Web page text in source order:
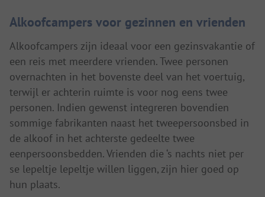
Alkoofcampers voor gezinnen en vrienden
Alkoofcampers zijn ideaal voor een gezinsvakantie of
een reis met meerdere vrienden. Twee personen
overnachten in het bovenste deel van het voertuig,
terwijl er achterin ruimte is voor nog eens twee
personen. Indien gewenst integreren bovendien
sommige fabrikanten naast het tweepersoonsbed in
de alkoof in het achterste gedeelte twee
eenpersoonsbedden. Vrienden die ‘s nachts niet per
se lepeltje lepeltje willen liggen, zijn hier goed op
hun plaats.